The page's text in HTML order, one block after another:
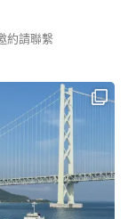
約請聯繫